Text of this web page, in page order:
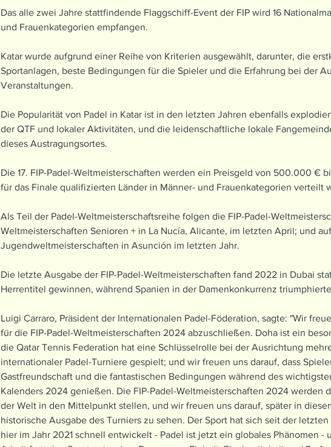
Das alle zwei Jahre stattfindende Flaggschiff-Event der FIP wird 16
und Frauenkategorien empfangen.
Katar wurde aufgrund einer Reihe von Kriterien ausgewählt, darunter, die
Sportanlagen, beste Bedingungen für die Spieler und die Erfahrung bei der
Veranstaltungen.
Die Popularität von Padel in Katar ist in den letzten Jahren ebenfalls
der QTF und lokaler Aktivitäten, und die leidenschaftliche lokale
dieses Austragungsortes.
Die 17. FIP-Padel-Weltmeisterschaften werden ein Preisgeld von 500.000 €
für das Finale qualifizierten Länder in Männer- und Frauenkategorien verteilt
Als Teil der Padel-Weltmeisterschaftsreihe folgen die FIP-Padel-
Weltmeisterschaften Senioren + in La Nucía, Alicante, im letzten April; und
Jugendweltmeisterschaften in Asunción im letzten Jahr.
Die letzte Ausgabe der FIP-Padel-Weltmeisterschaften fand 2022 in Dubai
Herrentitel gewinnen, während Spanien in der Damenkonkurrenz
Luigi Carraro, Präsident der Internationalen Padel-Föderation, sagte: "Wir
für die FIP-Padel-Weltmeisterschaften 2024 abzuschließen. Doha ist ein
die Qatar Tennis Federation hat eine Schlüsselrolle bei der Ausrichtung
internationaler Padel-Turniere gespielt; und wir freuen uns darauf, dass
Gastfreundschaft und die fantastischen Bedingungen während des
Kalenders 2024 genießen. Die FIP-Padel-Weltmeisterschaften 2024 werden
der Welt in den Mittelpunkt stellen, und wir freuen uns darauf, später in
historische Ausgabe des Turniers zu sehen. Der Sport hat sich seit der
hier im Jahr 2021 schnell entwickelt - Padel ist jetzt ein globales Phänomen -